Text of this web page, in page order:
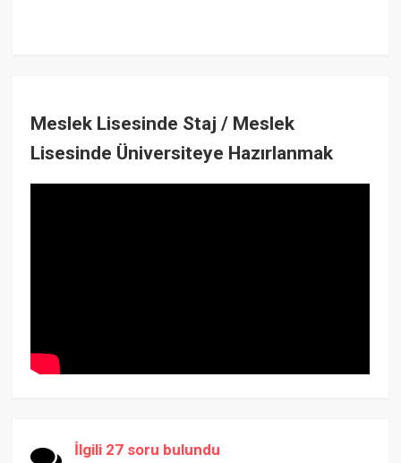
Meslek Lisesinde Staj / Meslek
Lisesinde Üniversiteye Hazırlanmak
İlgili 27 soru bulundu